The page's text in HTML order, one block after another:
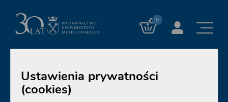
Ustawienia prywatności
(cookies)
0
WYSZUKIWANIE ZAAWANSOWANE